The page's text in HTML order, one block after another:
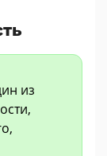
из